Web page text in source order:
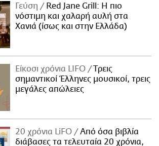
Γεύση
Red Jane Grill: Η πιο
νόστιμη και χαλαρή αυλή στα
Χανιά (ίσως και στην Ελλάδα)
Είκοσι χρόνια LIFO
Tρεις
σημαντικοί Έλληνες μουσικοί, τρεις
μεγάλες απώλειες
20 χρόνια LiFO
Από όσα βιβλία
διάβασες τα τελευταία 20 χρόνια,